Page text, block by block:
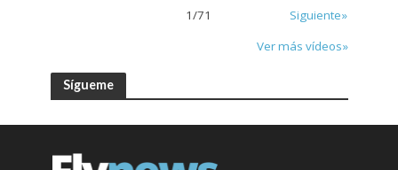
1/71
Siguiente»
Ver más vídeos»
Sígueme